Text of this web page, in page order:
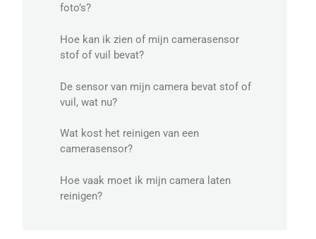
foto’s?
Hoe kan ik zien of mijn camerasensor
stof of vuil bevat?
De sensor van mijn camera bevat stof of
vuil, wat nu?
Wat kost het reinigen van een
camerasensor?
Hoe vaak moet ik mijn camera laten
reinigen?